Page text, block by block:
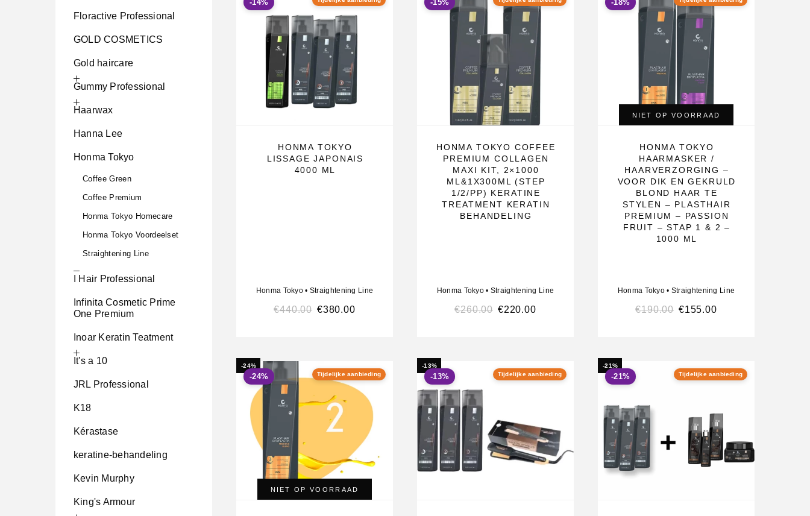
Floractive Professional
GOLD COSMETICS
Gold haircare
Gummy Professional
Haarwax
Hanna Lee
Honma Tokyo
Coffee Green
Coffee Premium
Honma Tokyo Homecare
Honma Tokyo Voordeelset
Straightening Line
I Hair Professional
Infinita Cosmetic Prime
One Premium
Inoar Keratin Teatment
It's a 10
JRL Professional
K18
Kérastase
keratine-behandeling
Kevin Murphy
King's Armour
-14%
HONMA TOKYO
LISSAGE JAPONAIS
4000 ML
Honma Tokyo • Straightening Line
€440.00 €380.00
-15%
HONMA TOKYO COFFEE
PREMIUM COLLAGEN
MAXI KIT, 2×1000
ML&1X300ML (STEP
1/2/PP) KERATINE
TREATMENT KERATIN
BEHANDELING
Honma Tokyo • Straightening Line
€260.00 €220.00
-18%
NIET OP VOORRAAD
HONMA TOKYO
HAARMASKER /
HAARVERZORGING –
VOOR DIK EN GEKRULD
BLOND HAAR TE
STYLEN – PLASTHAIR
PREMIUM – PASSION
FRUIT – STAP 1 & 2 –
1000 ML
Honma Tokyo • Straightening Line
€190.00 €155.00
-24%
Tijdelijke aanbieding
-24%
NIET OP VOORRAAD
-13%
Tijdelijke aanbieding
-13%
-21%
Tijdelijke aanbieding
-21%